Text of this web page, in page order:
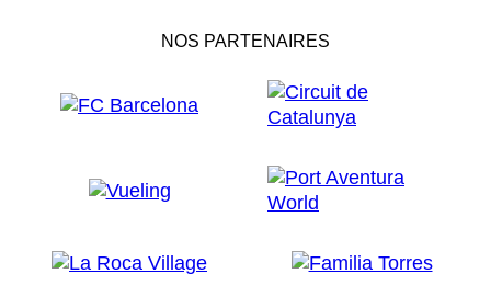
NOS PARTENAIRES